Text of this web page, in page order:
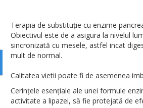
Terapia de substituţie cu enzime
Obiectivul este de a asigura la nivelul
sincronizată cu mesele, astfel incat
mult de normal.
Calitatea vietii poate fi de asemenea
Cerinţele esenţiale ale unei formule
activitate a lipazei, să fie protejată de